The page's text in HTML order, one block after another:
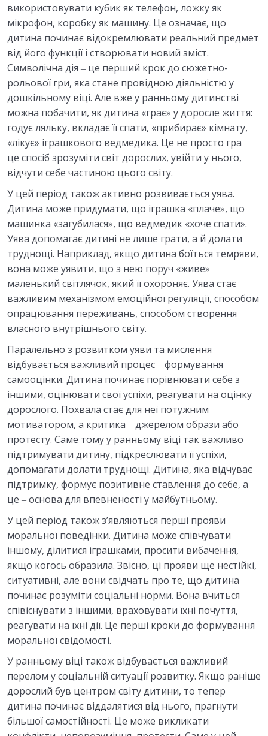
використовувати кубик як телефон, ложку як
мікрофон, коробку як машину. Це означає, що
дитина починає відокремлювати реальний предмет
від його функції і створювати новий зміст.
Символічна дія ‒ це перший крок до сюжетно-
рольової гри, яка стане провідною діяльністю у
дошкільному віці. Але вже у ранньому дитинстві
можна побачити, як дитина «грає» у доросле життя:
годує ляльку, вкладає її спати, «прибирає» кімнату,
«лікує» іграшкового ведмедика. Це не просто гра ‒
це спосіб зрозуміти світ дорослих, увійти у нього,
відчути себе частиною цього світу.
У цей період також активно розвивається уява.
Дитина може придумати, що іграшка «плаче», що
машинка «загубилася», що ведмедик «хоче спати».
Уява допомагає дитині не лише грати, а й долати
труднощі. Наприклад, якщо дитина боїться темряви,
вона може уявити, що з нею поруч «живе»
маленький світлячок, який її охороняє. Уява стає
важливим механізмом емоційної регуляції, способом
опрацювання переживань, способом створення
власного внутрішнього світу.
Паралельно з розвитком уяви та мислення
відбувається важливий процес ‒ формування
самооцінки. Дитина починає порівнювати себе з
іншими, оцінювати свої успіхи, реагувати на оцінку
дорослого. Похвала стає для неї потужним
мотиватором, а критика ‒ джерелом образи або
протесту. Саме тому у ранньому віці так важливо
підтримувати дитину, підкреслювати її успіхи,
допомагати долати труднощі. Дитина, яка відчуває
підтримку, формує позитивне ставлення до себе, а
це ‒ основа для впевненості у майбутньому.
У цей період також з’являються перші прояви
моральної поведінки. Дитина може співчувати
іншому, ділитися іграшками, просити вибачення,
якщо когось образила. Звісно, ці прояви ще нестійкі,
ситуативні, але вони свідчать про те, що дитина
починає розуміти соціальні норми. Вона вчиться
співіснувати з іншими, враховувати їхні почуття,
реагувати на їхні дії. Це перші кроки до формування
моральної свідомості.
У ранньому віці також відбувається важливий
перелом у соціальній ситуації розвитку. Якщо раніше
дорослий був центром світу дитини, то тепер
дитина починає віддалятися від нього, прагнути
більшої самостійності. Це може викликати